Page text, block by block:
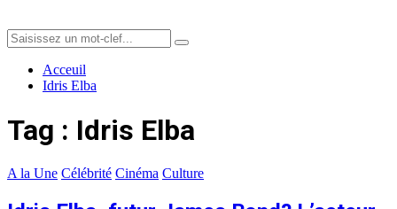
Search
for:
Search
Acceuil
Idris Elba
Tag : Idris Elba
A la Une Célébrité Cinéma Culture